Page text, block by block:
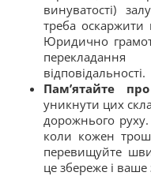
винуватості)
треба оскаржити
Юридично
відповідальності.
Пам’ятайте
уникнути цих
дорожнього
коли кожен
перевищуйте
це збереже і ваше